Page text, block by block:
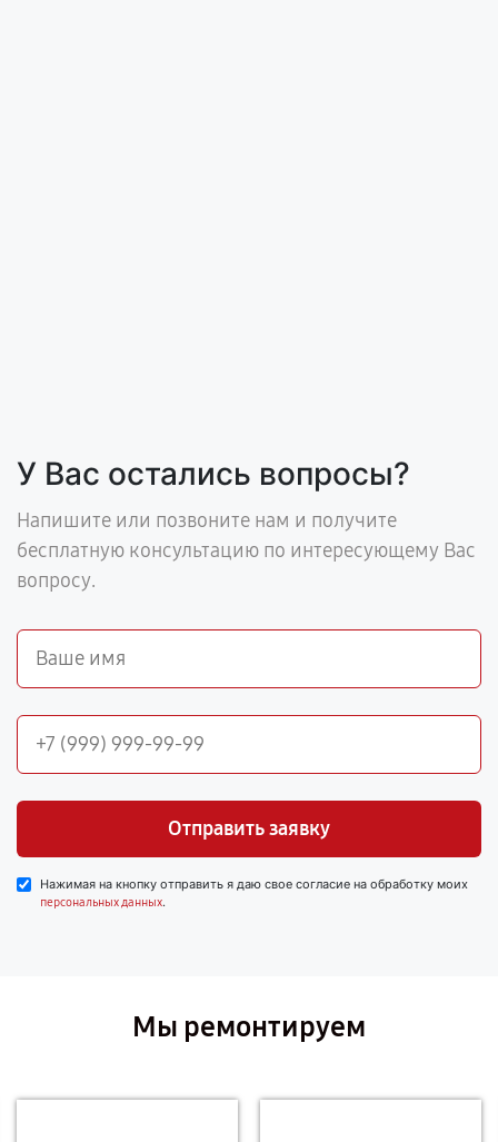
У Вас остались вопросы?
Напишите или позвоните нам и получите
бесплатную консультацию по интересующему Вас
вопросу.
Отправить заявку
Нажимая на кнопку отправить я даю свое согласие на обработку моих
персональных данных.
Мы ремонтируем